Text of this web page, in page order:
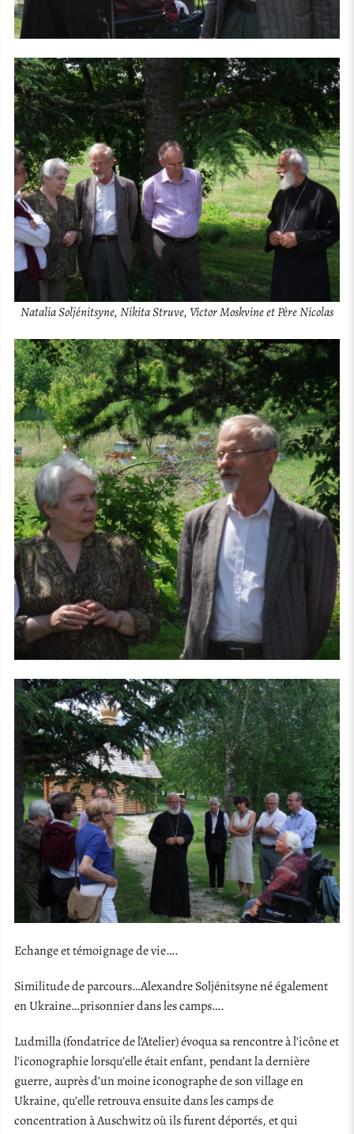
Natalia Soljénitsyne, Nikita Struve, Victor Moskvine et Père Nicolas
Echange et témoignage de vie….
Similitude de parcours…Alexandre Soljénitsyne né également
en Ukraine…prisonnier dans les camps….
Ludmilla (fondatrice de l’Atelier) évoqua sa rencontre à l’icône et
l’iconographie lorsqu’elle était enfant, pendant la dernière
guerre, auprès d’un moine iconographe de son village en
Ukraine, qu’elle retrouva ensuite dans les camps de
concentration à Auschwitz où ils furent déportés, et qui